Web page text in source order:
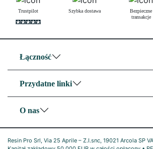
Trustpilot Szybka dostawa
Bezpieczne
transakcje
Łączność
Przydatne linki
O nas
Resin Pro Srl, Via 25 Aprile – Z.I.snc, 19021 Arcola SP